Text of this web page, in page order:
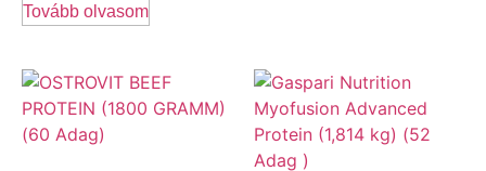
Tovább olvasom